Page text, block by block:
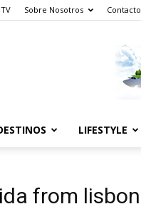
Sobre Nosotros Contacto
LIFESTYLE
from lisbon